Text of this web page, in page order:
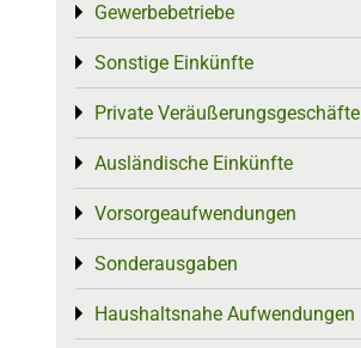
Gewerbebetriebe
Toggle menu
Sonstige Einkünfte
Toggle menu
Private Veräußerungsgeschäfte
Toggle menu
Ausländische Einkünfte
Toggle menu
Vorsorgeaufwendungen
Toggle menu
Sonderausgaben
Toggle menu
Haushaltsnahe Aufwendungen
Toggle menu